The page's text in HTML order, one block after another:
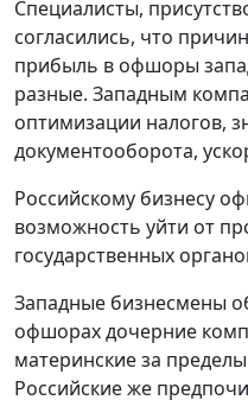
Специалисты,
согласились, что
прибыль в офшоры
разные. Западным
оптимизации налогов,
документооборота,
Российскому бизнесу
возможность уйти от
государственных
Западные бизнесмены
офшорах дочерние
материнские за пределы
Российские же